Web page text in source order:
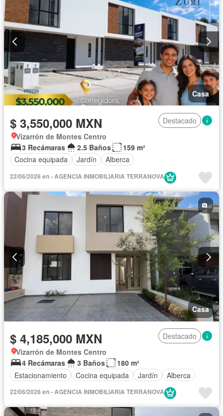
Casa
$ 3,550,000 MXN
Destacado
Vizarrón de Montes Centro
3 Recámaras
2.5 Baños
159 m²
Cocina equipada
Jardín Alberca
22/06/2026 en - AGENCIA INMOBILIARIA TERRANOVA
Casa
$ 4,185,000 MXN
Destacado
Vizarrón de Montes Centro
4 Recámaras
3 Baños
180 m²
Estacionamiento
Cocina equipada Jardín Alberca
22/06/2026 en - AGENCIA INMOBILIARIA TERRANOVA